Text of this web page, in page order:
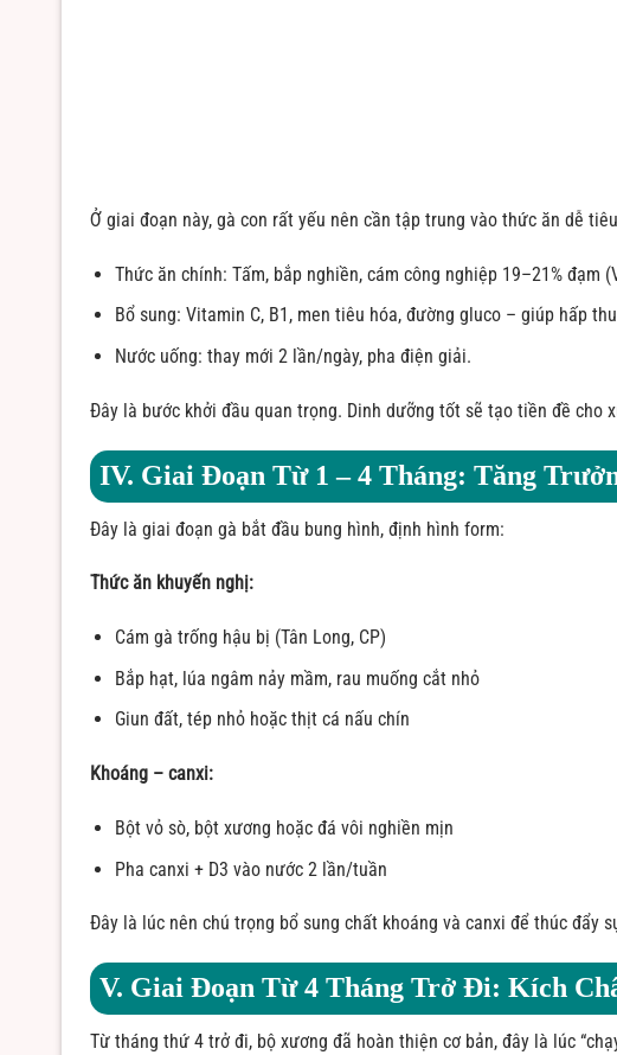
Ở giai đoạn này, gà con rất yếu nên cần tập trung vào thức ăn dễ
Thức ăn chính: Tấm, bắp nghiền, cám công nghiệp 19–21% đạm
Bổ sung: Vitamin C, B1, men tiêu hóa, đường gluco – giúp hấp
Nước uống: thay mới 2 lần/ngày, pha điện giải.
Đây là bước khởi đầu quan trọng. Dinh dưỡng tốt sẽ tạo tiền đề cho
IV. Giai Đoạn Từ 1 – 4 Tháng: Tăng
Đây là giai đoạn gà bắt đầu bung hình, định hình form:
Thức ăn khuyến nghị:
Cám gà trống hậu bị (Tân Long, CP)
Bắp hạt, lúa ngâm nảy mầm, rau muống cắt nhỏ
Giun đất, tép nhỏ hoặc thịt cá nấu chín
Khoáng – canxi:
Bột vỏ sò, bột xương hoặc đá vôi nghiền mịn
Pha canxi + D3 vào nước 2 lần/tuần
Đây là lúc nên chú trọng bổ sung chất khoáng và canxi để thúc đẩy
V. Giai Đoạn Từ 4 Tháng Trở Đi: Kích
Từ tháng thứ 4 trở đi, bộ xương đã hoàn thiện cơ bản, đây là lúc